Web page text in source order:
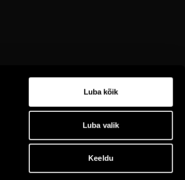
Luba kõik
Luba valik
Keeldu